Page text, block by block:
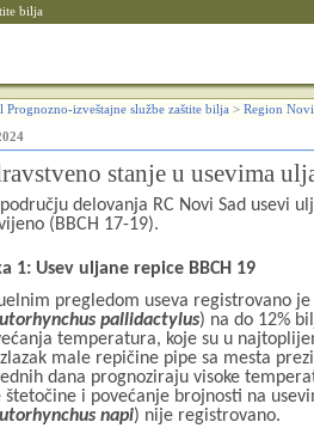
bilja
Prognozno-izveštajne službe zaštite bilja > Region
stanje u usevima
delovanja RC Novi Sad usevi
(BBCH 17-19).
1: Usev uljane repice BBCH 19
pregledom useva registrovano
pallidactylus) na do 12%
temperatura, koje su u
male repičine pipe sa mesta
dana prognoziraju visoke
štetočine i povećanje brojnosti na
napi) nije registrovano.